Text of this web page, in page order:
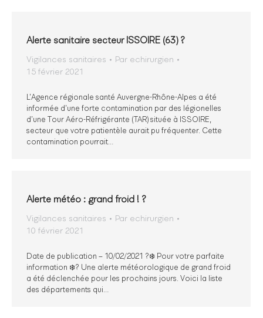
Alerte sanitaire secteur ISSOIRE (63) ?
Vigilances sanitaires Par echirurgien
15 février 2021
L’Agence régionale santé Auvergne-Rhône-Alpes a été
informée d’une forte contamination par des légionelles
d’une Tour Aéro-Réfrigérante (TAR) située à ISSOIRE,
secteur que votre patientèle aurait pu fréquenter. Cette
contamination pourrait…
Alerte météo : grand froid ! ?️
Vigilances sanitaires Par echirurgien
10 février 2021
Date de publication – 10/02/2021 ?❄️ Pour votre parfaite
information ❄️? Une alerte météorologique de grand froid
a été déclenchée pour les prochains jours. Voici la liste
des départements qui…